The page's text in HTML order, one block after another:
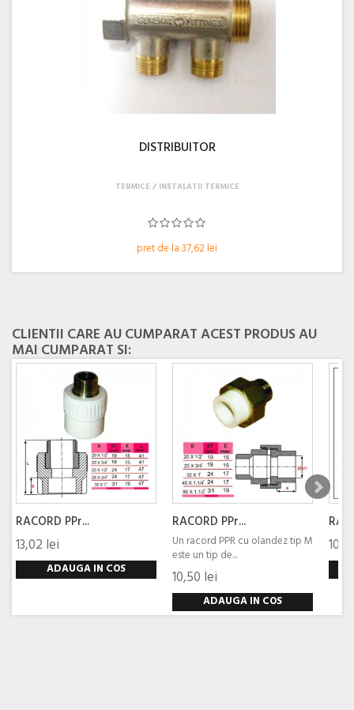
DISTRIBUITOR
pret de la 37,62 lei
TERMICE INSTALATII TERMICE
CLIENTII CARE AU CUMPARAT ACEST PRODUS AU
MAI CUMPARAT SI:
RACORD PPr...
13,02 lei
ADAUGA IN COS
RACORD PPr...
Un racord PPR cu olandez tip M
este un tip de...
10,50 lei
ADAUGA IN COS